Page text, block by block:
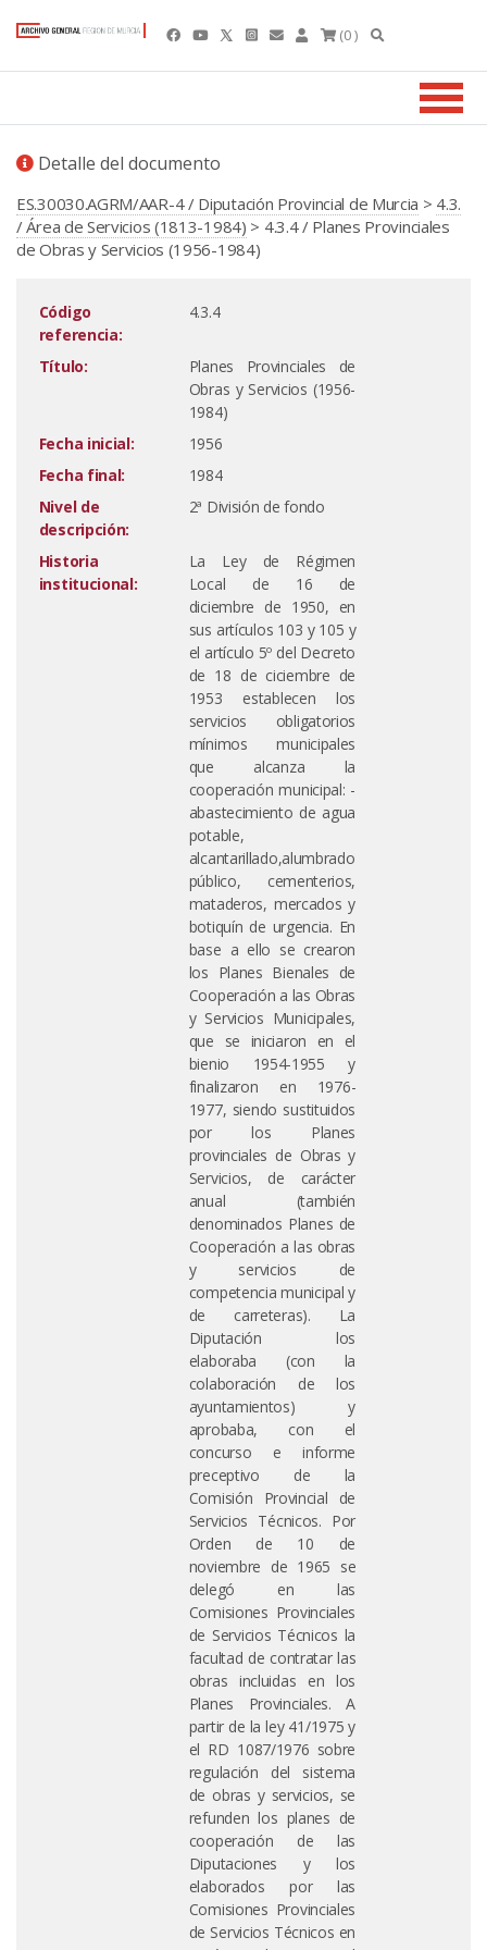
(0 )
Detalle del documento
ES.30030.AGRM/AAR-4 / Diputación Provincial de Murcia > 4.3.
/ Área de Servicios (1813-1984) > 4.3.4 / Planes Provinciales
de Obras y Servicios (1956-1984)
Código
referencia:
4.3.4
Título:
Planes Provinciales de
Obras y Servicios (1956-
1984)
Fecha inicial:
1956
Fecha final:
1984
Nivel de
descripción:
2ª División de fondo
Historia
institucional:
La Ley de Régimen
Local de 16 de
diciembre de 1950, en
sus artículos 103 y 105 y
el artículo 5º del Decreto
de 18 de ciciembre de
1953 establecen los
servicios obligatorios
mínimos municipales
que alcanza la
cooperación municipal: -
abastecimiento de agua
potable,
alcantarillado,alumbrado
público, cementerios,
mataderos, mercados y
botiquín de urgencia. En
base a ello se crearon
los Planes Bienales de
Cooperación a las Obras
y Servicios Municipales,
que se iniciaron en el
bienio 1954-1955 y
finalizaron en 1976-
1977, siendo sustituidos
por los Planes
provinciales de Obras y
Servicios, de carácter
anual (también
denominados Planes de
Cooperación a las obras
y servicios de
competencia municipal y
de carreteras). La
Diputación los
elaboraba (con la
colaboración de los
ayuntamientos) y
aprobaba, con el
concurso e informe
preceptivo de la
Comisión Provincial de
Servicios Técnicos. Por
Orden de 10 de
noviembre de 1965 se
delegó en las
Comisiones Provinciales
de Servicios Técnicos la
facultad de contratar las
obras incluidas en los
Planes Provinciales. A
partir de la ley 41/1975 y
el RD 1087/1976 sobre
regulación del sistema
de obras y servicios, se
refunden los planes de
cooperación de las
Diputaciones y los
elaborados por las
Comisiones Provinciales
de Servicios Técnicos en